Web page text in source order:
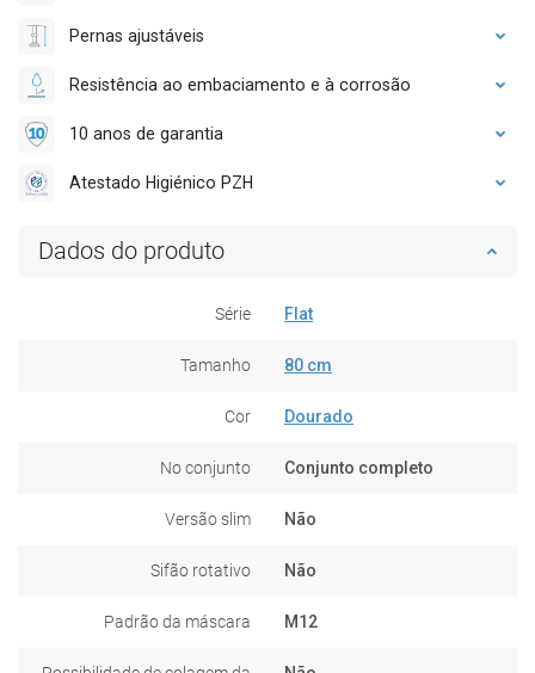
Pernas ajustáveis
Resistência ao embaciamento e à corrosão
10 anos de garantia
Atestado Higiénico PZH
Dados do produto
Série Flat
Tamanho 80 cm
Cor Dourado
No conjunto Conjunto completo
Versão slim Não
Sifão rotativo Não
Padrão da máscara M12